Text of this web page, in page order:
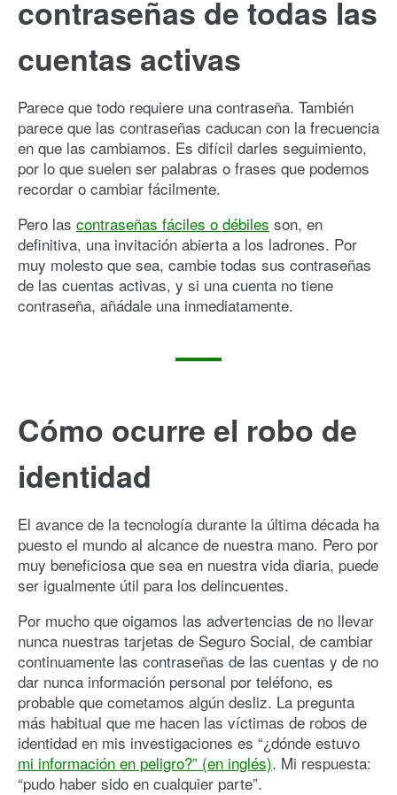
contraseñas de todas las
cuentas activas
Parece que todo requiere una contraseña. También
parece que las contraseñas caducan con la frecuencia
en que las cambiamos. Es difícil darles seguimiento,
por lo que suelen ser palabras o frases que podemos
recordar o cambiar fácilmente.
Pero las contraseñas fáciles o débiles son, en
definitiva, una invitación abierta a los ladrones. Por
muy molesto que sea, cambie todas sus contraseñas
de las cuentas activas, y si una cuenta no tiene
contraseña, añádale una inmediatamente.
Cómo ocurre el robo de
identidad
El avance de la tecnología durante la última década ha
puesto el mundo al alcance de nuestra mano. Pero por
muy beneficiosa que sea en nuestra vida diaria, puede
ser igualmente útil para los delincuentes.
Por mucho que oigamos las advertencias de no llevar
nunca nuestras tarjetas de Seguro Social, de cambiar
continuamente las contraseñas de las cuentas y de no
dar nunca información personal por teléfono, es
probable que cometamos algún desliz. La pregunta
más habitual que me hacen las víctimas de robos de
identidad en mis investigaciones es “¿dónde estuvo
mi información en peligro?” (en inglés). Mi respuesta:
“pudo haber sido en cualquier parte”.